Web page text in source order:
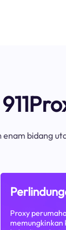
enam bidang
Proxy
memungkinkan